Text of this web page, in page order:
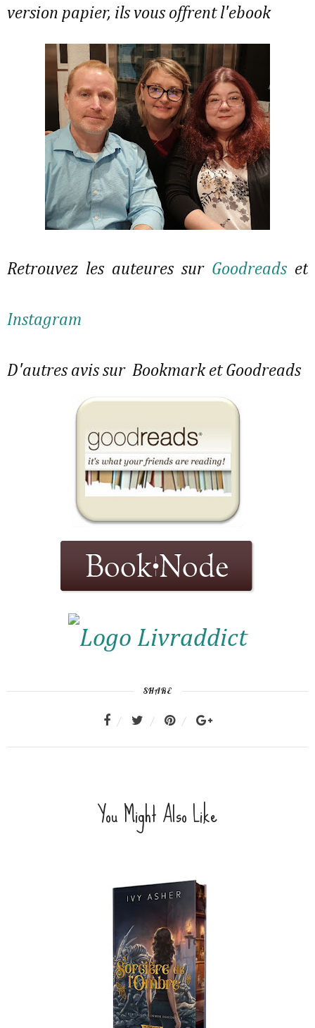
version papier, ils vous offrent l'ebook
Retrouvez les auteures sur Goodreads et
Instagram
D'autres avis sur Bookmark et Goodreads
SHARE
You Might Also Like